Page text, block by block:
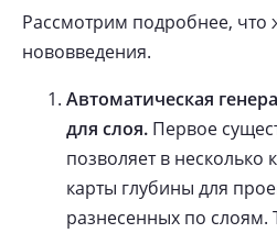
Рассмотрим подробнее, что
нововведения.
Автоматическая
для слоя. Первое
позволяет в несколько
карты глубины для
разнесенных по слоям.